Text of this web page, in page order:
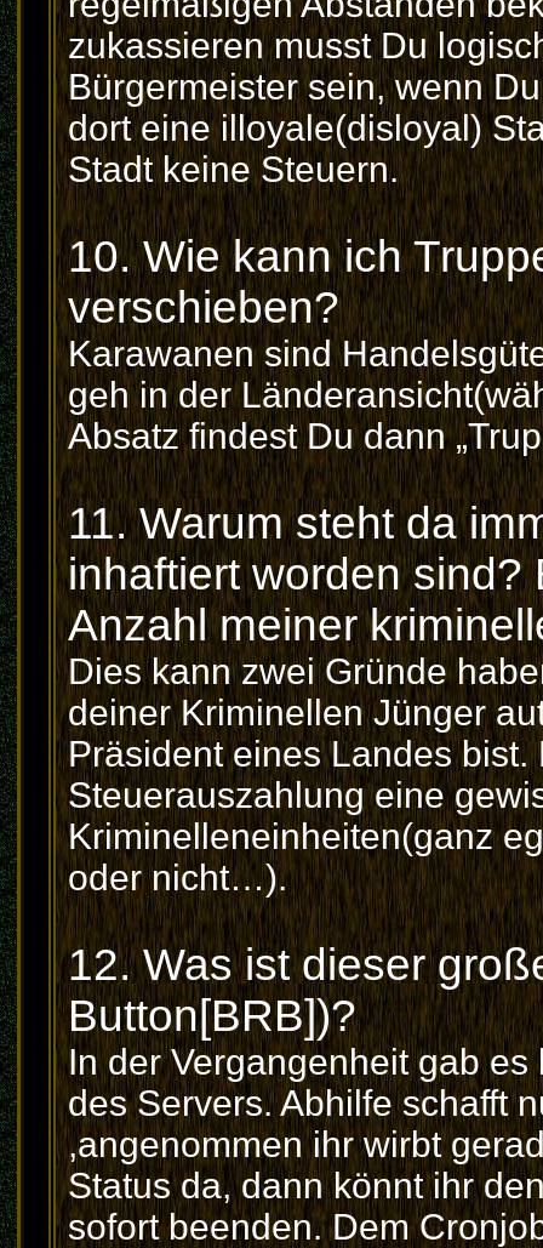
zukassieren musst Du
Bürgermeister sein, wenn
dort eine illoyale(disloyal)
Stadt keine Steuern.
10. Wie kann ich
verschieben?
Karawanen sind
geh in der
Absatz findest Du dann
11. Warum steht da
inhaftiert worden sind?
Anzahl meiner
Dies kann zwei Gründe
deiner Kriminellen Jünger
Präsident eines Landes
Steuerauszahlung eine
Kriminelleneinheiten(ganz
oder nicht…).
12. Was ist dieser
Button[BRB])?
In der Vergangenheit gab
des Servers. Abhilfe schafft
,angenommen ihr wirbt
Status da, dann könnt ihr
sofort beenden. Dem